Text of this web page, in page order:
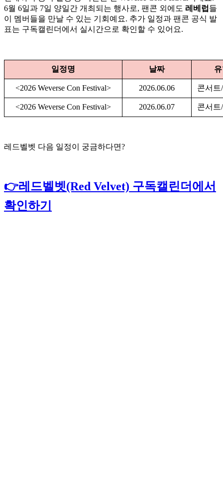
6월 6일과 7일 양일간 개최되는 행사로, 팬콘 외에도 레베럽 들
이 멤버들을 만날 수 있는 기회예요. 추가 일정과 팬콘 공식 발
표는 구독캘린더에서 실시간으로 확인할 수 있어요.
일정명 날짜
<2026 Weverse Con Festival> 2026.06.06 콘서트
<2026 Weverse Con Festival> 2026.06.07 콘서트
레드벨벳 다음 일정이 궁금하다면?
👉레드벨벳(Red Velvet) 구독캘린더에서
확인하기